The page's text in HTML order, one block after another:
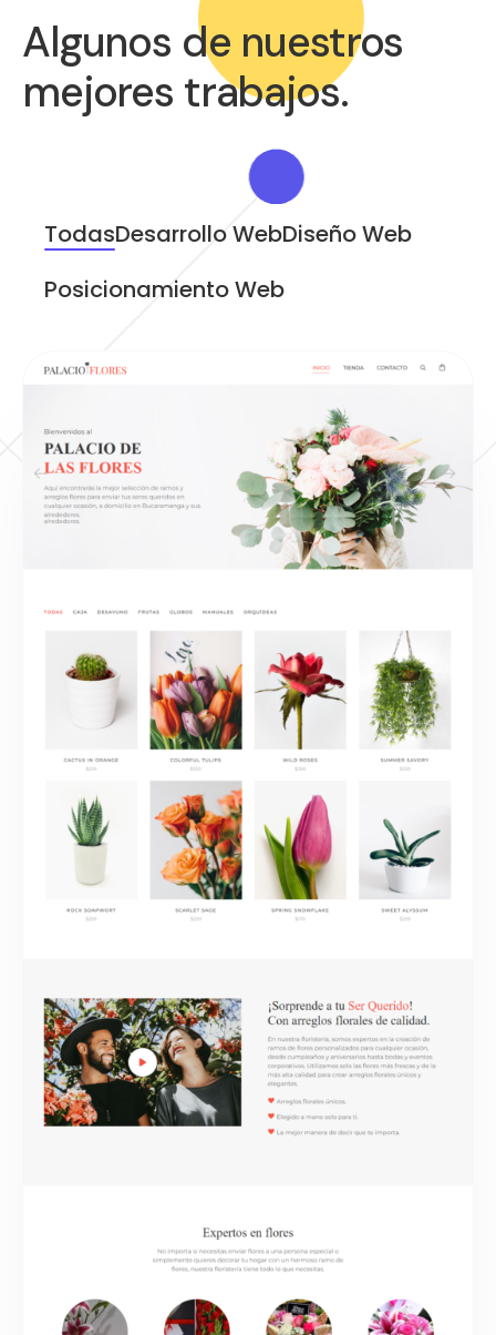
Algunos de nuestros
mejores trabajos.
TodasDesarrollo WebDiseño Web
Posicionamiento Web